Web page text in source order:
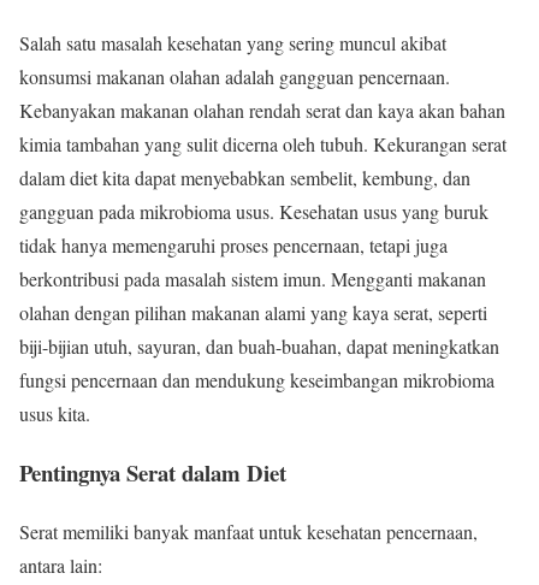
Salah satu masalah kesehatan yang sering muncul akibat
konsumsi makanan olahan adalah gangguan pencernaan.
Kebanyakan makanan olahan rendah serat dan kaya akan bahan
kimia tambahan yang sulit dicerna oleh tubuh. Kekurangan serat
dalam diet kita dapat menyebabkan sembelit, kembung, dan
gangguan pada mikrobioma usus. Kesehatan usus yang buruk
tidak hanya memengaruhi proses pencernaan, tetapi juga
berkontribusi pada masalah sistem imun. Mengganti makanan
olahan dengan pilihan makanan alami yang kaya serat, seperti
biji-bijian utuh, sayuran, dan buah-buahan, dapat meningkatkan
fungsi pencernaan dan mendukung keseimbangan mikrobioma
usus kita.
Pentingnya Serat dalam Diet
Serat memiliki banyak manfaat untuk kesehatan pencernaan,
antara lain: